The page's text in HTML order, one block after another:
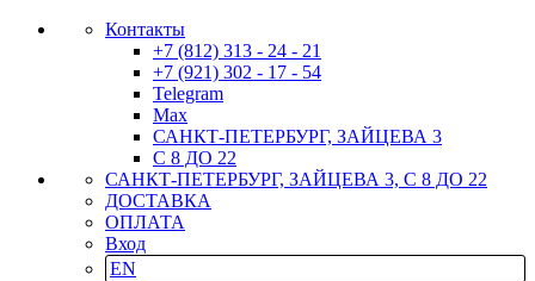
Контакты
+7 (812) 313 - 24 - 21
+7 (921) 302 - 17 - 54
Telegram
Max
САНКТ-ПЕТЕРБУРГ, ЗАЙЦЕВА 3
С 8 ДО 22
САНКТ-ПЕТЕРБУРГ, ЗАЙЦЕВА 3, С 8 ДО 22
ДОСТАВКА
ОПЛАТА
Вход
EN